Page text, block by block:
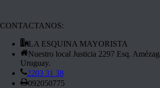
CONTACTANOS:
LA ESQUINA MAYORISTA
Nuestro local Justicia 2297 Esq.
Uruguay.
2203 31 38
092050775